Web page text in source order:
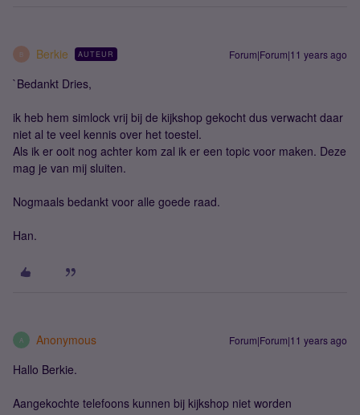
B Berkie AUTEUR Forum|Forum|11 years ago
`Bedankt Dries,
ik heb hem simlock vrij bij de kijkshop gekocht dus verwacht daar
niet al te veel kennis over het toestel.
Als ik er ooit nog achter kom zal ik er een topic voor maken. Deze
mag je van mij sluiten.
Nogmaals bedankt voor alle goede raad.
Han.
A Anonymous Forum|Forum|11 years ago
Hallo Berkie.
Aangekochte telefoons kunnen bij kijkshop niet worden